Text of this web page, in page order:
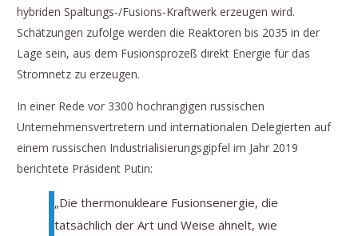
hybriden Spaltungs-/Fusions-Kraftwerk erzeugen wird.
Schätzungen zufolge werden die Reaktoren bis 2035 in der
Lage sein, aus dem Fusionsprozeß direkt Energie für das
Stromnetz zu erzeugen.
In einer Rede vor 3300 hochrangigen russischen
Unternehmensvertretern und internationalen Delegierten auf
einem russischen Industrialisierungsgipfel im Jahr 2019
berichtete Präsident Putin:
„Die thermonukleare Fusionsenergie, die
tatsächlich der Art und Weise ähnelt, wie